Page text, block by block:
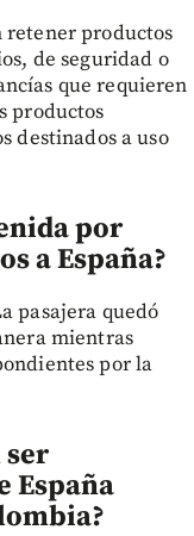
retener productos
de seguridad o
que requieren
productos
destinados a uso
por
a España?
pasajera quedó
mientras
por la
ser
España